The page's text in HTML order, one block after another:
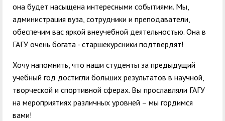
она будет насыщена интересными событиями. Мы,
администрация вуза, сотрудники и преподаватели,
обеспечим вас яркой внеучебной деятельностью. Она в
ГАГУ очень богата - старшекурсники подтвердят!
Хочу напомнить, что наши студенты за предыдущий
учебный год достигли больших результатов в научной,
творческой и спортивной сферах. Вы прославляли ГАГУ
на мероприятиях различных уровней – мы гордимся
вами!